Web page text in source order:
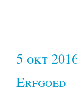
5 okt
Erfgoed